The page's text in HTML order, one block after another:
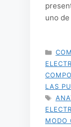
uno
LAS
MODO